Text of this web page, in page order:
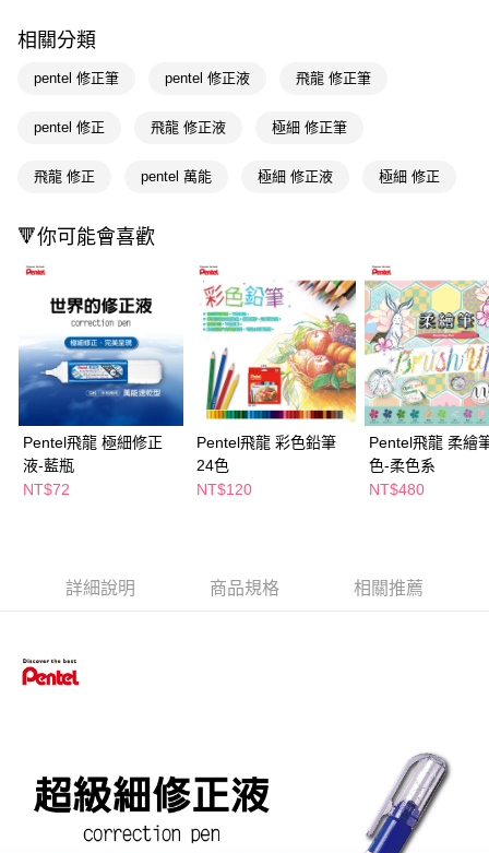
AFTEE先享後付
相關說明
AFTEE先享後付是「在收到商品之後才付款」的支付方式。 讓您購物簡單
便利好安心！
２．便利：只要手機號碼，簡訊認證，即可結帳。
【「AFTEE先享後付」結帳流程】
結帳頁面，進行簡訊認證並確認金額後，即可完成結帳。
２．訂單成立數日內，您將收到繳費通知簡訊。
３．收到繳費通知簡訊後14天內，點擊此簡訊中的連結，可透過四大超商／
ATM／網路銀行／等多元方式進行付款，方視為交易完成。
※ 請注意：結帳手續完成當下不需立刻繳費，但若您需要取消訂單，請聯絡
購買商品的店家。未經商家同意取消之訂單仍視為有效，需透過AFTEE先享
後付繳納相關費用。
※ 交易是否成功請以「AFTEE先享後付 」之結帳頁面顯示為準，若有關於
是否繳費成功／繳費後需取消欲退款等相關疑問，請聯繫「AFTEE先享後付
客戶支援中心」https://netprotections.freshdesk.com/support/home
【注意事項】
https://aftee.tw/terms/#terms3
４．使用「AFTEE先享後付」時，將依據個別帳號之用戶狀況，依本公司即
時審查核予不同之上限額度；若仍有額度不足之情形，本公司將視審查結果
運送方式
每筆NT$65，滿NT$390(含以上)免運費
付款後全家取貨
每筆NT$65，滿NT$390(含以上)免運費
萊爾富取貨付款
每筆NT$65，滿NT$490(含以上)免運費
付款後萊爾富取貨
每筆NT$65，滿NT$490(含以上)免運費
7-11取貨付款
每筆NT$65，滿NT$490(含以上)免運費
相關分類
pentel 修正筆 pentel 修正液 飛龍 修正筆
pentel 修正 飛龍 修正液 極細 修正筆
飛龍 修正 pentel 萬能 極細 修正液 極細 修正
🔻你可能會喜歡
Pentel飛龍 極細修正
液-藍瓶
NT$72
Pentel飛龍 彩色鉛筆
24色
NT$120
Pentel飛龍 柔繪
色-柔色系
NT$480
詳細說明 商品規格 相關推薦